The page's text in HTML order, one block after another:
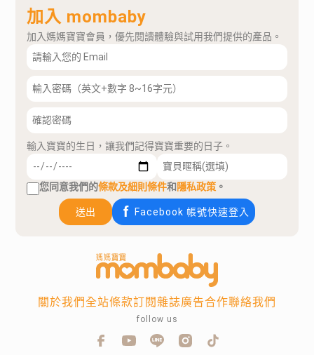
加入 mombaby
加入媽媽寶寶會員，優先閱讀體驗與試用我們提供的產品。
輸入寶寶的生日，讓我們記得寶寶重要的日子。
您同意我們的條款及細則條件和隱私政策 。
送出 Facebook 帳號快速登入
關於我們全站條款訂閱雜誌廣告合作聯絡我們
follow us